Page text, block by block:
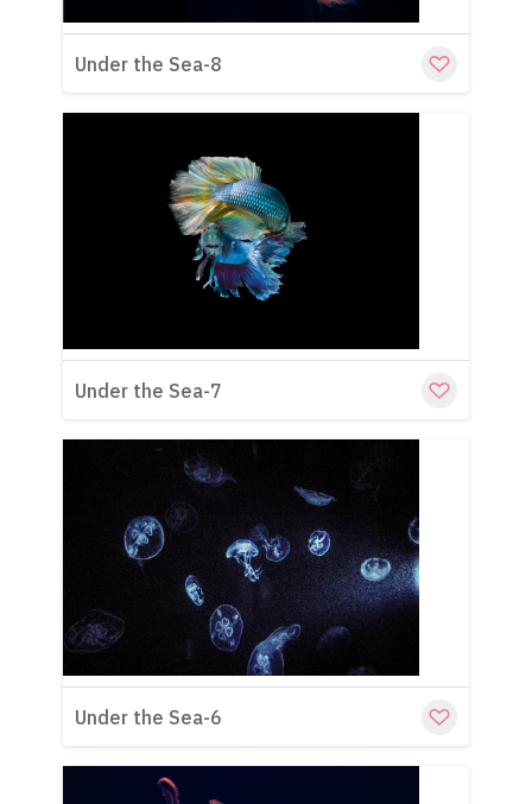
Under the Sea-8
Under the Sea-7
Under the Sea-6